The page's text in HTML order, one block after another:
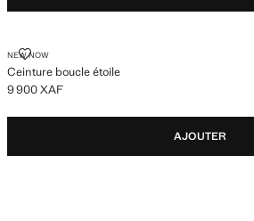
NEW NOW
Ceinture boucle étoile
CEINTURE BOUCLE ÉTOILE
Prix actuel [9 900 XAF ]
9 900 XAF
AJOUTER